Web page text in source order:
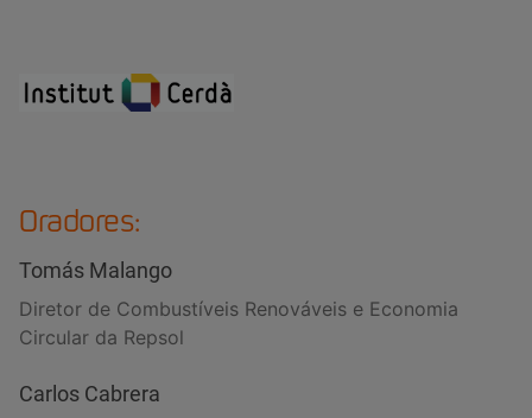
Oradores:
Tomás Malango
Diretor de Combustíveis Renováveis e Economia
Circular da Repsol
Carlos Cabrera